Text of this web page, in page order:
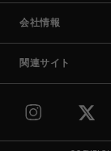
会社情報
関連サイト